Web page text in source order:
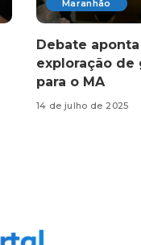
Maranhão
Debate
exploração de
para o MA
14 de julho de 2025